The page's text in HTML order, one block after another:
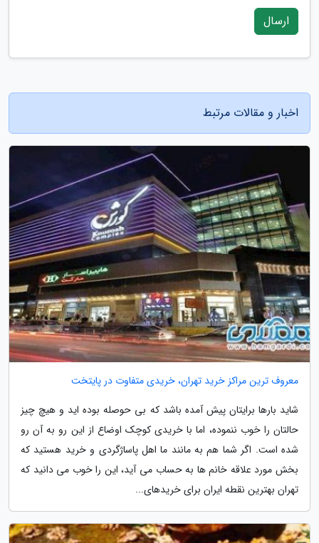
ارسال
اخبار و مقالات مرتبط
معروف ترین مراکز خرید تهران، خریدی متفاوت در پایتخت
شاید بارها برایتان پیش آمده باشد که بی حوصله بوده اید و هیچ چیز
حالتان را خوب ننموده، اما با خریدی کوچک اوضاع از این رو به آن رو
شده است. اگر شما هم به مانند ما اهل پاساژگردی و خرید هستید که
بخش مورد علاقه خانم ها به حساب می آید، این را خوب می دانید که
تهران بهترین نقطه ایران برای خریدهای...